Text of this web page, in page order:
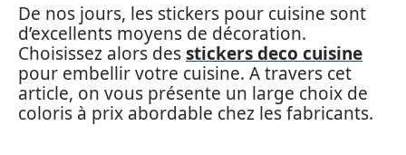
De nos jours, les stickers pour cuisine sont
d’excellents moyens de décoration.
Choisissez alors desstickers deco cuisine
pour embellir votre cuisine. A travers cet
article, on vous présente un large choix de
coloris à prix abordable chez les fabricants.